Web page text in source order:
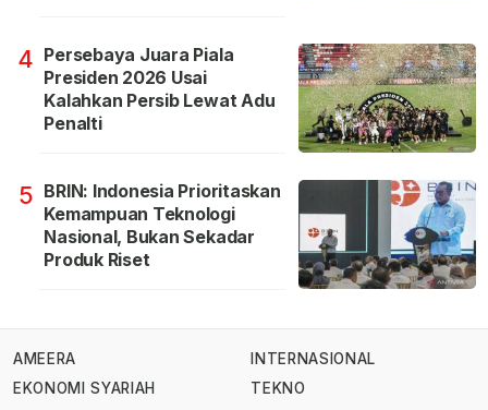
4 Persebaya Juara Piala
Presiden 2026 Usai
Kalahkan Persib Lewat Adu
Penalti
5 BRIN: Indonesia Prioritaskan
Kemampuan Teknologi
Nasional, Bukan Sekadar
Produk Riset
AMEERA
EKONOMI SYARIAH
INTERNASIONAL
TEKNO